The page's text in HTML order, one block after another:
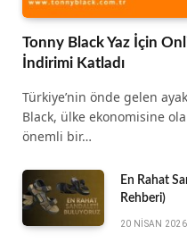
Tonny Black Yaz İçin
İndirimi Katladı
Türkiye’nin önde gelen
Black, ülke ekonomisine
önemli bir…
En Rahat
Rehberi)
20 NISAN 2026